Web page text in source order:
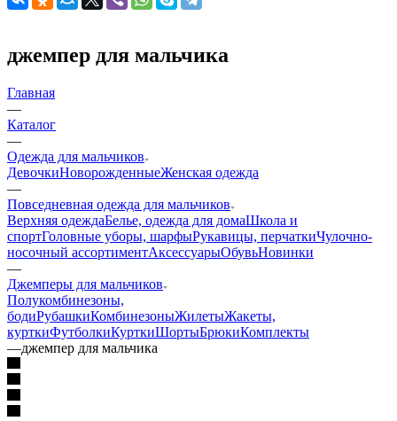
джемпер для мальчика
Главная
—
Каталог
—
Одежда для мальчиков
ДевочкиНоворожденныеЖенская одежда
—
Повседневная одежда для мальчиков
Верхняя одеждаБелье, одежда для домаШкола и
спортГоловные уборы, шарфыРукавицы, перчаткиЧулочно-
носочный ассортиментАксессуарыОбувьНовинки
—
Джемперы для мальчиков
Полукомбинезоны,
бодиРубашкиКомбинезоныЖилетыЖакеты,
курткиФутболкиКурткиШортыБрюкиКомплекты
—джемпер для мальчика